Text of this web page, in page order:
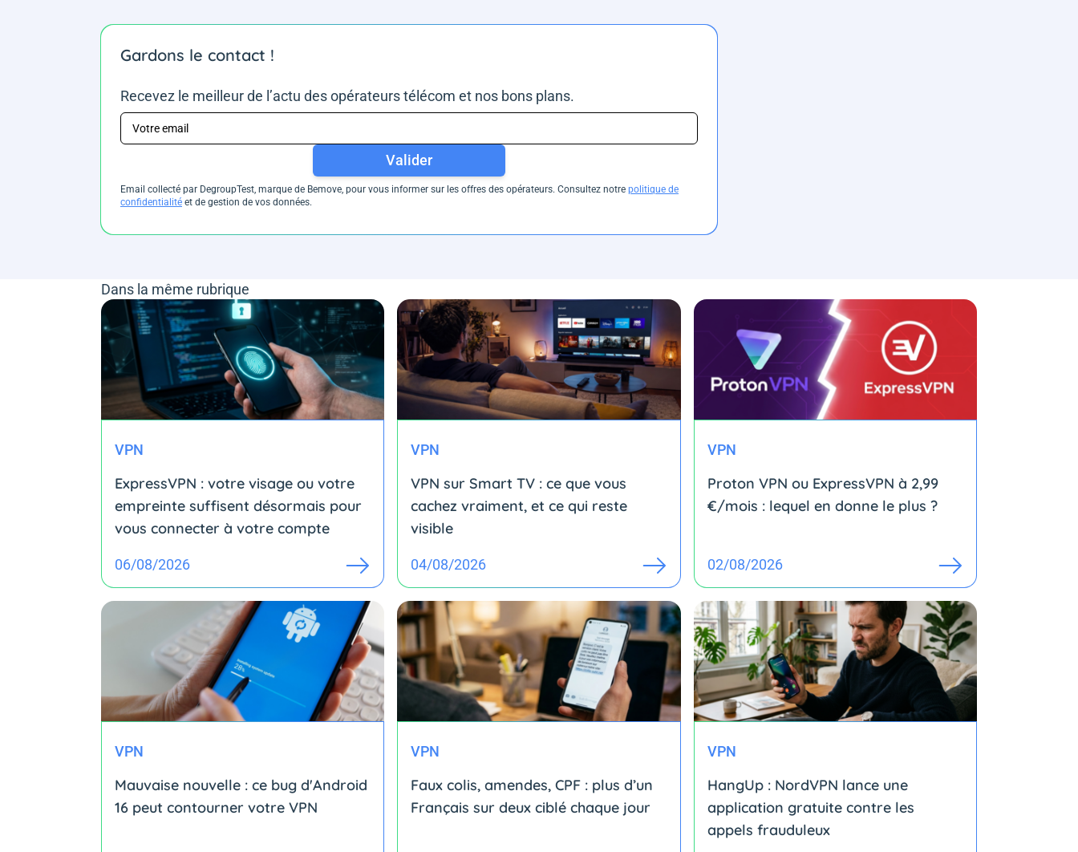
Gardons le contact !
Recevez le meilleur de l’actu des opérateurs télécom et nos bons plans.
Valider
Email collecté par DegroupTest, marque de Bemove, pour vous informer sur les offres des opérateurs. Consultez notre politique de
confidentialité et de gestion de vos données.
Dans la même rubrique
VPN
ExpressVPN : votre visage ou votre
empreinte suffisent désormais pour
vous connecter à votre compte
06/08/2026
VPN
VPN sur Smart TV : ce que vous
cachez vraiment, et ce qui reste
visible
04/08/2026
VPN
Proton VPN ou ExpressVPN à 2,99
€/mois : lequel en donne le plus ?
02/08/2026
VPN
Mauvaise nouvelle : ce bug d'Android
16 peut contourner votre VPN
VPN
Faux colis, amendes, CPF : plus d’un
Français sur deux ciblé chaque jour
VPN
HangUp : NordVPN lance une
application gratuite contre les
appels frauduleux